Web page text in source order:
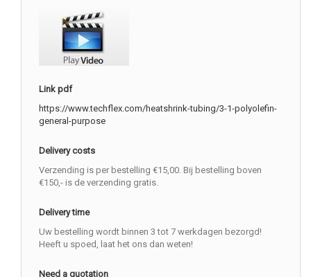
Link pdf
https://www.techflex.com/heatshrink-tubing/3-1-polyolefin-
general-purpose
Delivery costs
Verzending is per bestelling €15,00. Bij bestelling boven
€150,- is de verzending gratis.
Delivery time
Uw bestelling wordt binnen 3 tot 7 werkdagen bezorgd!
Heeft u spoed, laat het ons dan weten!
Need a quotation